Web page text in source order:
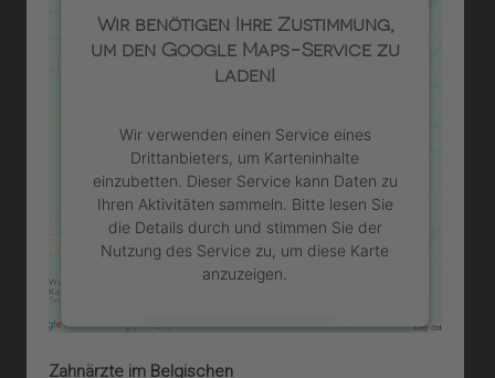
Wir benötigen Ihre Zustimmung,
um den Google Maps-Service zu
laden!
Wir verwenden einen Service eines
Drittanbieters, um Karteninhalte
einzubetten. Dieser Service kann Daten zu
Ihren Aktivitäten sammeln. Bitte lesen Sie
die Details durch und stimmen Sie der
Nutzung des Service zu, um diese Karte
anzuzeigen.
Mehr Informationen
Zahnärzte im Belgischen